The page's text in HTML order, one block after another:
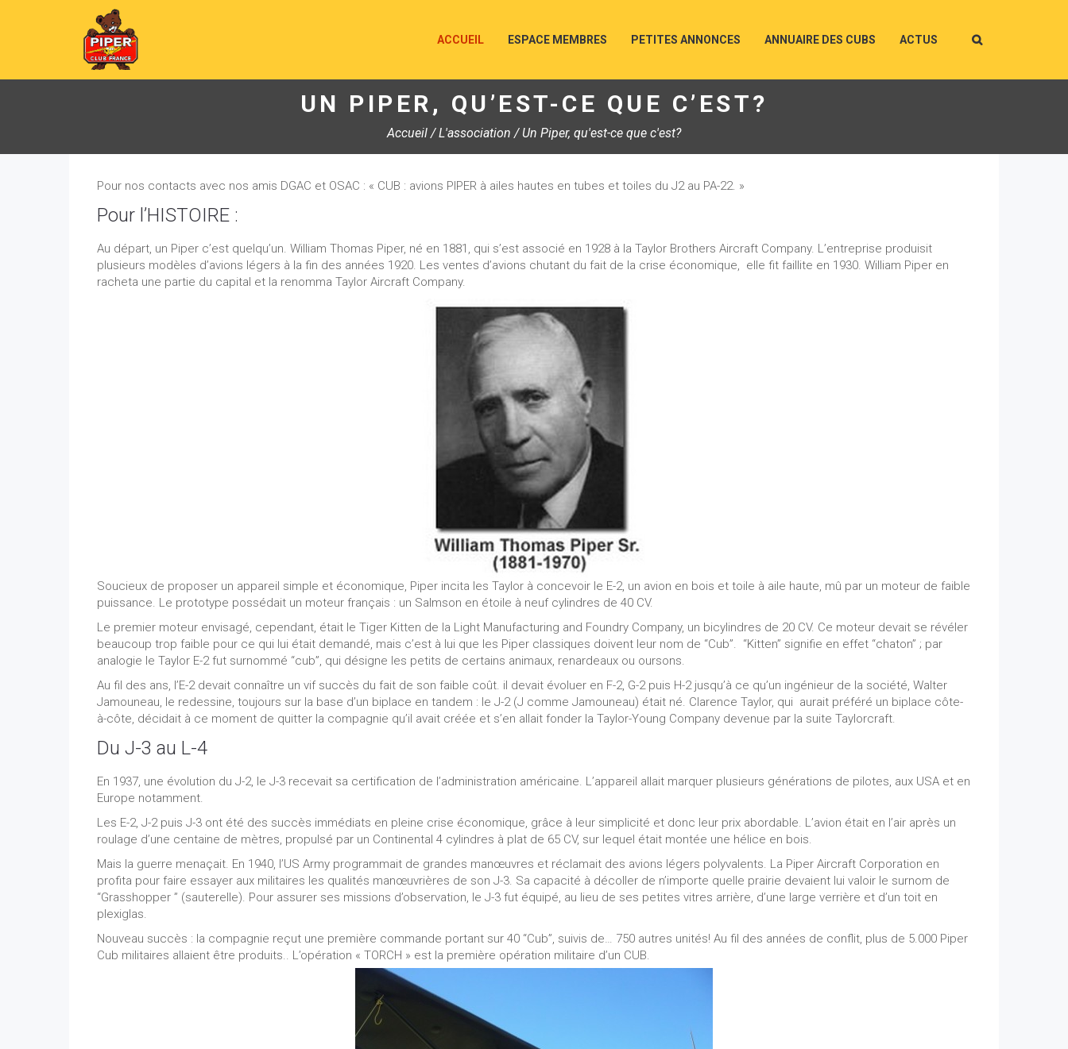
ACCUEIL ESPACE MEMBRES PETITES ANNONCES ANNUAIRE DES CUBS ACTUS
UN PIPER, QU’EST-CE QUE C’EST?
Accueil /L'association / Un Piper, qu'est-ce que c'est?
Pour nos contacts avec nos amis DGAC et OSAC : « CUB : avions PIPER à ailes hautes en tubes et toiles du J2 au PA-22. »
Pour l’HISTOIRE :
Au départ, un Piper c’est quelqu’un. William Thomas Piper, né en 1881, qui s’est associé en 1928 à la Taylor Brothers Aircraft Company. L’entreprise produisit
plusieurs modèles d’avions légers à la fin des années 1920. Les ventes d’avions chutant du fait de la crise économique, elle fit faillite en 1930. William Piper en
racheta une partie du capital et la renomma Taylor Aircraft Company.
Soucieux de proposer un appareil simple et économique, Piper incita les Taylor à concevoir le E-2, un avion en bois et toile à aile haute, mû par un moteur de faible
puissance. Le prototype possédait un moteur français : un Salmson en étoile à neuf cylindres de 40 CV.
Le premier moteur envisagé, cependant, était le Tiger Kitten de la Light Manufacturing and Foundry Company, un bicylindres de 20 CV. Ce moteur devait se révéler
beaucoup trop faible pour ce qui lui était demandé, mais c’est à lui que les Piper classiques doivent leur nom de “Cub”. “Kitten” signifie en effet “chaton” ; par
analogie le Taylor E-2 fut surnommé “cub”, qui désigne les petits de certains animaux, renardeaux ou oursons.
Au fil des ans, l’E-2 devait connaître un vif succès du fait de son faible coût. il devait évoluer en F-2, G-2 puis H-2 jusqu’à ce qu’un ingénieur de la société, Walter
Jamouneau, le redessine, toujours sur la base d’un biplace en tandem : le J-2 (J comme Jamouneau) était né. Clarence Taylor, qui aurait préféré un biplace côte-
à-côte, décidait à ce moment de quitter la compagnie qu’il avait créée et s’en allait fonder la Taylor-Young Company devenue par la suite Taylorcraft.
Du J-3 au L-4
En 1937, une évolution du J-2, le J-3 recevait sa certification de l’administration américaine. L’appareil allait marquer plusieurs générations de pilotes, aux USA et en
Europe notamment.
Les E-2, J-2 puis J-3 ont été des succès immédiats en pleine crise économique, grâce à leur simplicité et donc leur prix abordable. L’avion était en l’air après un
roulage d’une centaine de mètres, propulsé par un Continental 4 cylindres à plat de 65 CV, sur lequel était montée une hélice en bois.
Mais la guerre menaçait. En 1940, l’US Army programmait de grandes manœuvres et réclamait des avions légers polyvalents. La Piper Aircraft Corporation en
profita pour faire essayer aux militaires les qualités manœuvrières de son J-3. Sa capacité à décoller de n’importe quelle prairie devaient lui valoir le surnom de
“Grasshopper ” (sauterelle). Pour assurer ses missions d’observation, le J-3 fut équipé, au lieu de ses petites vitres arrière, d’une large verrière et d’un toit en
plexiglas.
Nouveau succès : la compagnie reçut une première commande portant sur 40 “Cub”, suivis de… 750 autres unités! Au fil des années de conflit, plus de 5.000 Piper
Cub militaires allaient être produits.. L’opération « TORCH » est la première opération militaire d’un CUB.